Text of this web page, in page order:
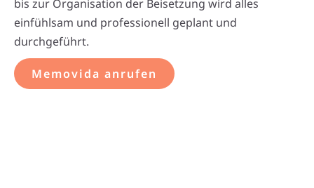
bis zur Organisation der Beisetzung wird alles
einfühlsam und professionell geplant und
durchgeführt.
Memovida anrufen